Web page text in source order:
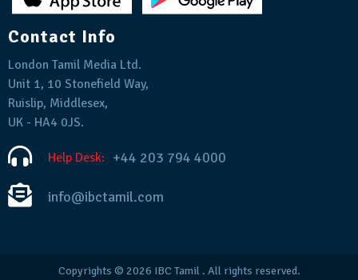
Contact Info
London Tamil Media Ltd.
Unit 1, 10 Stonefield Way,
Ruislip, Middlesex,
UK - HA4 0JS.
Help Desk: +44 203 794 4000
info@ibctamil.com
Copyrights © 2026 IBC Tamil. All rights reserved.